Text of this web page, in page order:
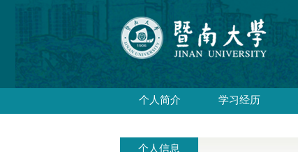
个人简介 学习经历
个人信息